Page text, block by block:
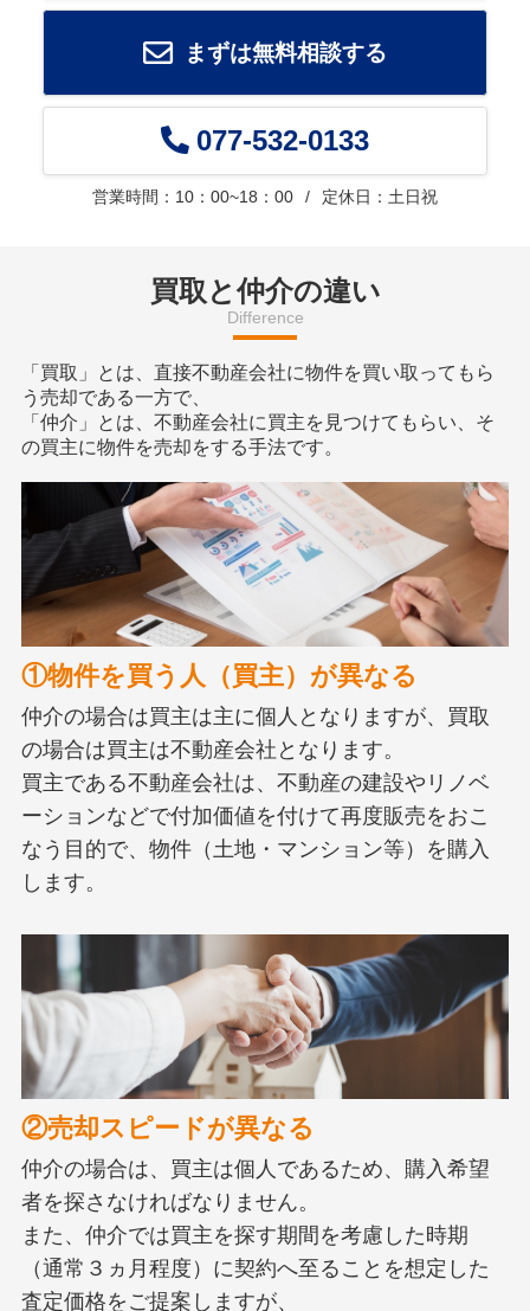
まずは無料相談する
077-532-0133
営業時間：10：00~18：00 定休日：土日祝
買取と仲介の違い
Difference
「買取」とは、直接不動産会社に物件を買い取ってもら
う売却である一方で、
「仲介」とは、不動産会社に買主を見つけてもらい、そ
の買主に物件を売却をする手法です。
①物件を買う人（買主）が異なる
仲介の場合は買主は主に個人となりますが、買取
の場合は買主は不動産会社となります。
買主である不動産会社は、不動産の建設やリノベ
ーションなどで付加価値を付けて再度販売をおこ
なう目的で、物件（土地・マンション等）を購入
します。
②売却スピードが異なる
仲介の場合は、買主は個人であるため、購入希望
者を探さなければなりません。
また、仲介では買主を探す期間を考慮した時期
（通常３ヵ月程度）に契約へ至ることを想定した
査定価格をご提案しますが、